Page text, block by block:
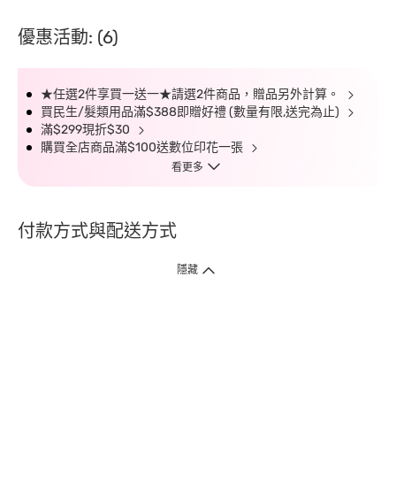
優惠活動: (6)
★任選2件享買一送一★請選2件商品，贈品另外計算。
買民生/髮類用品滿$388即贈好禮 (數量有限,送完為止)
滿$299現折$30
購買全店商品滿$100送數位印花一張
看更多
付款方式與配送方式
隱藏